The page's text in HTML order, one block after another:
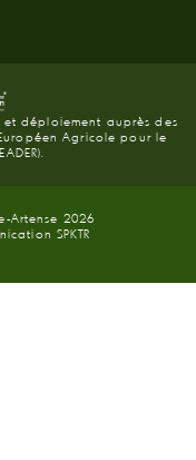
déploiement auprès des
Agricole pour le
Artense 2026
SPKTR